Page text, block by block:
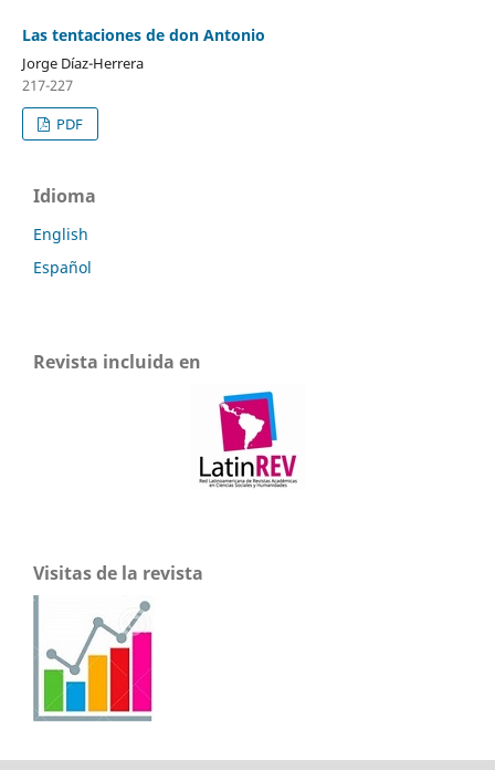
Las tentaciones de don Antonio
Jorge Díaz-Herrera
217-227
PDF
Idioma
English
Español
Revista incluida en
Visitas de la revista